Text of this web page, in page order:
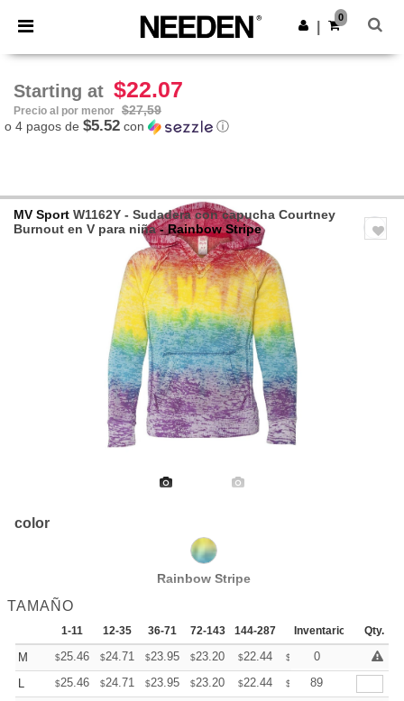
× App de Needen
¡Mejores precios en app!
Descargar app
0
Starting at $22.07
Precio al por menor $27,59
o 4 pagos de $5.52 con ⓘ
MV Sport W1162Y - Sudadera con capucha Courtney
Burnout en V para niña- Rainbow Stripe
color
Rainbow Stripe
TAMAÑO
1-11 12-35 36-71 72-143 144-287 288 + Mas
Inventario Qty.
M $25.46 $24.71 $23.95 $23.20 $22.44 $ 22.07
0
L
$25.46 $24.71 $23.95 $23.20 $22.44 $ 22.07
89